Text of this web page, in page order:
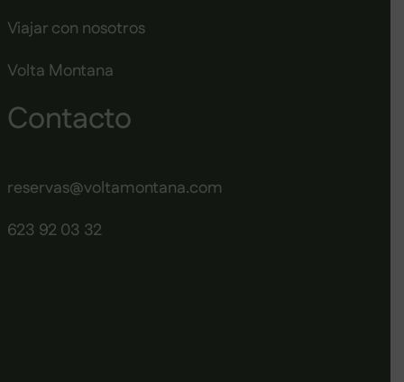
Viajar con nosotros
Volta Montana
Contacto
reservas@voltamontana.com
623 92 03 32